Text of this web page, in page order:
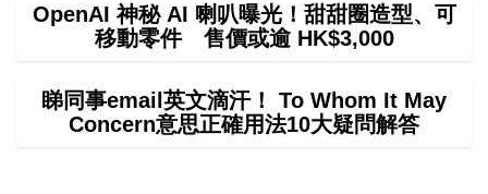
OpenAI 神秘 AI 喇叭曝光！甜甜圈造型、可
移動零件 售價或逾 HK$3,000
睇同事email英文滴汗！ To Whom It May
Concern意思正確用法10大疑問解答